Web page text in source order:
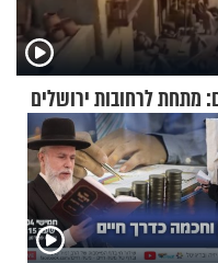
לרחובות ירושלים